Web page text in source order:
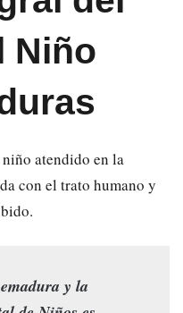
Niño
atendido en la
con el trato humano y
y la